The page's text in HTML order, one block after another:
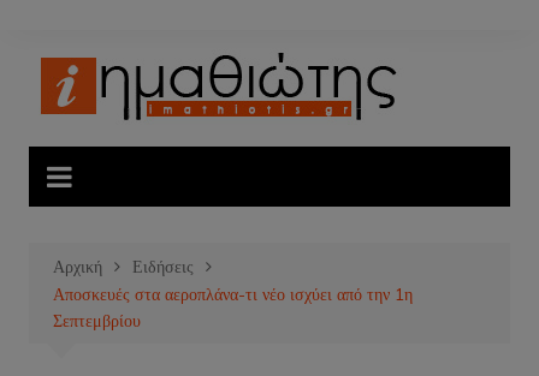
περιεχόμενο
Αρχική
Ειδήσεις
Αποσκευές στα αεροπλάνα-τι νέο ισχύει από την 1η
Σεπτεμβρίου